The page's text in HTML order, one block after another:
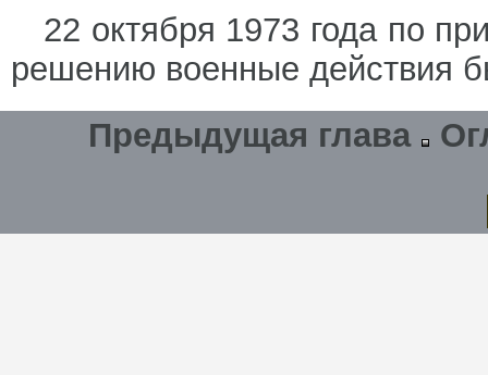
22 октября 1973 года по
решению военные действия
Предыдущая глава